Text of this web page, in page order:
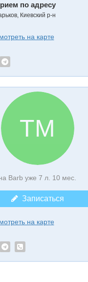
по адресу
Киевский р-н
на карте
ТМ
Barb уже 7 л. 10 мес.
Записаться
на карте